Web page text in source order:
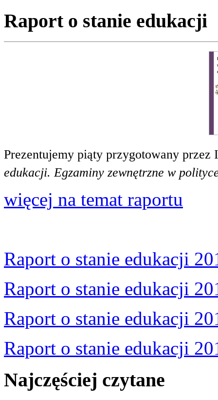
Raport o stanie edukacji
Prezentujemy piąty przygotowany
edukacji. Egzaminy zewnętrzne w
więcej na temat raportu
Raport o stanie edukacji
Raport o stanie edukacji
Raport o stanie edukacji
Raport o stanie edukacji
Najczęściej czytane